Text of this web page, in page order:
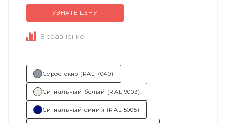
временем полной...
УЗНАТЬ ЦЕНУ
В сравнение
Серое окно (RAL 7040)
Сигнальный белый (RAL 9003)
Сигнальный синий (RAL 5005)